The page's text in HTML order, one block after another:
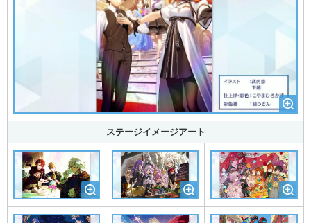
ステージイメージアート